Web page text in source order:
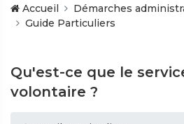
Accueil
Démarches
Guide Particuliers
Qu'est-ce que le
volontaire ?